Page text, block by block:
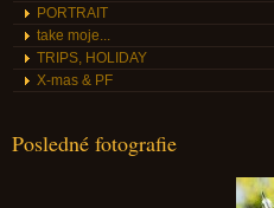
PORTRAIT
take moje...
TRIPS, HOLIDAY
X-mas & PF
Posledné fotografie